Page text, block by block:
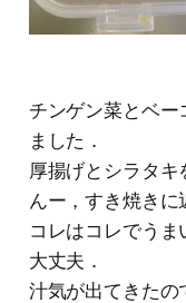
チンゲン菜とベ
ました．
厚揚げとシラタキ
んー，すき焼きに
コレはコレでうま
大丈夫．
汁気が出てきたの